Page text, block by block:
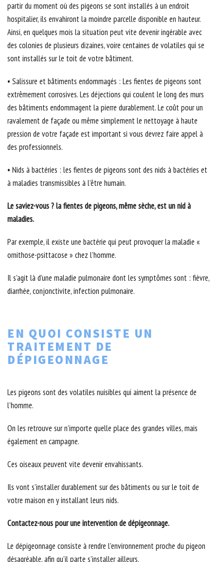
partir du moment où des pigeons se sont installés à un endroit
hospitalier, ils envahiront la moindre parcelle disponible en hauteur.
Ainsi, en quelques mois la situation peut vite devenir ingérable avec
des colonies de plusieurs dizaines, voire centaines de volatiles qui se
sont installés sur le toit de votre bâtiment.
• Salissure et bâtiments endommagés : Les fientes de pigeons sont
extrêmement corrosives. Les déjections qui coulent le long des murs
des bâtiments endommagent la pierre durablement. Le coût pour un
ravalement de façade ou même simplement le nettoyage à haute
pression de votre façade est important si vous devrez faire appel à
des professionnels.
• Nids à bactéries : les fientes de pigeons sont des nids à bactéries et
à maladies transmissibles à l’être humain.
Le saviez-vous ? la fientes de pigeons, même sèche, est un nid à
maladies.
Par exemple, il existe une bactérie qui peut provoquer la maladie «
ornithose-psittacose » chez l’homme.
Il s’agit là d’une maladie pulmonaire dont les symptômes sont : fièvre,
diarrhée, conjonctivite, infection pulmonaire.
EN QUOI CONSISTE UN
TRAITEMENT DE
DÉPIGEONNAGE
Les pigeons sont des volatiles nuisibles qui aiment la présence de
l’homme.
On les retrouve sur n’importe quelle place des grandes villes, mais
également en campagne.
Ces oiseaux peuvent vite devenir envahissants.
Ils vont s’installer durablement sur des bâtiments ou sur le toit de
votre maison en y installant leurs nids.
Contactez-nous pour une intervention de dépigeonnage.
Le dépigeonnage consiste à rendre l’environnement proche du pigeon
désagréable, afin qu’il parte s’installer ailleurs.